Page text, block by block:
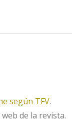
según TFV.
de la revista.